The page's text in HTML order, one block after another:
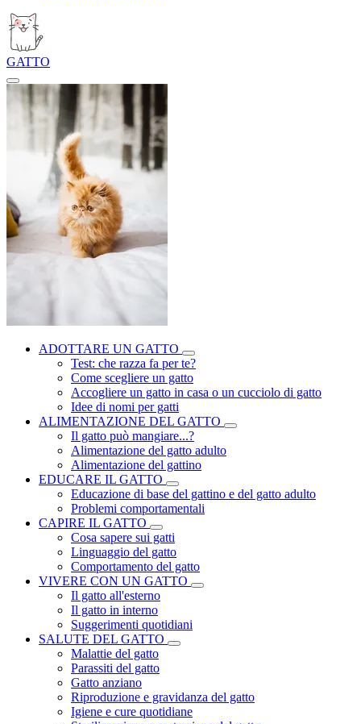
GATTO
ADOTTARE UN GATTO
Test: che razza fa per te?
Come scegliere un gatto
Accogliere un gatto in casa o un cucciolo di gatto
Idee di nomi per gatti
ALIMENTAZIONE DEL GATTO
Il gatto può mangiare...?
Alimentazione del gatto adulto
Alimentazione del gattino
EDUCARE IL GATTO
Educazione di base del gattino e del gatto adulto
Problemi comportamentali
CAPIRE IL GATTO
Cosa sapere sui gatti
Linguaggio del gatto
Comportamento del gatto
VIVERE CON UN GATTO
Il gatto all'esterno
Il gatto in interno
Suggerimenti quotidiani
SALUTE DEL GATTO
Malattie del gatto
Parassiti del gatto
Gatto anziano
Riproduzione e gravidanza del gatto
Igiene e cure quotidiane